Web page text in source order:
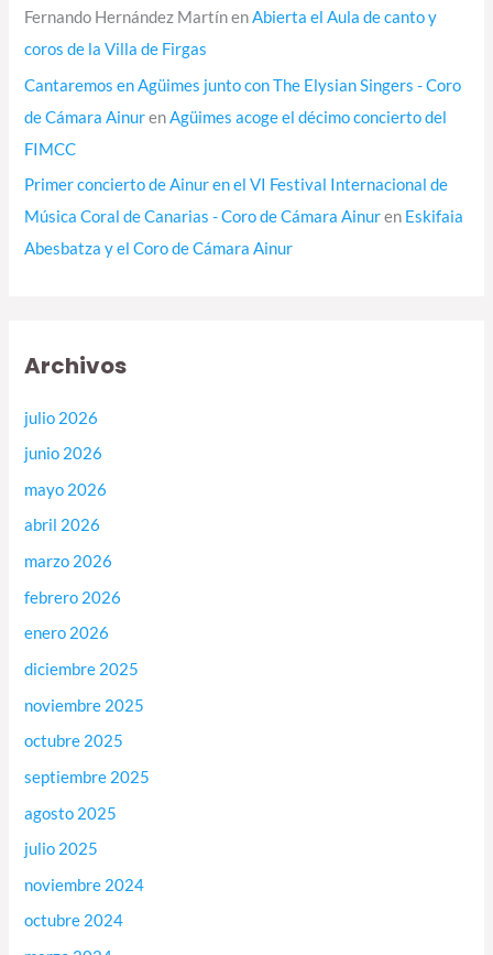
Fernando Hernández MartínenAbierta el Aula de canto y
coros de la Villa de Firgas
Cantaremos en Agüimes junto con The Elysian Singers - Coro
de Cámara AinurenAgüimes acoge el décimo concierto del
FIMCC
Primer concierto de Ainur en el VI Festival Internacional de
Música Coral de Canarias - Coro de Cámara Ainuren Eskifaia
Abesbatza y el Coro de Cámara Ainur
Archivos
julio 2026
junio 2026
mayo 2026
abril 2026
marzo 2026
febrero 2026
enero 2026
diciembre 2025
noviembre 2025
octubre 2025
septiembre 2025
agosto 2025
julio 2025
noviembre 2024
octubre 2024